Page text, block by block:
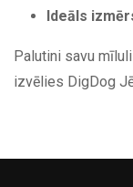
Ideāls
Palutini savu
izvēlies DigDog